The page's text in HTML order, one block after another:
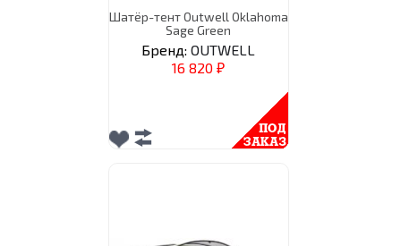
Шатёр-тент Outwell Oklahoma
Sage Green
Бренд: OUTWELL
16 820 ₽